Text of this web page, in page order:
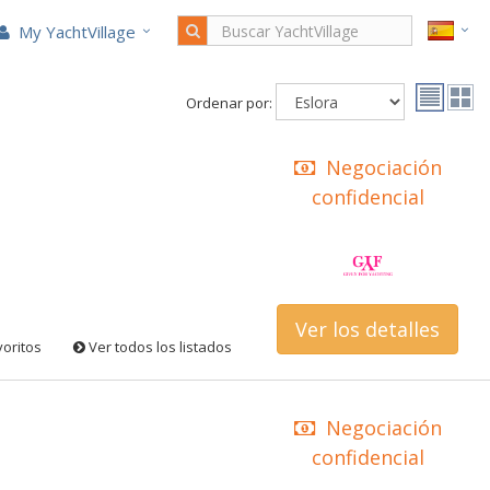
My YachtVillage
Ordenar por:
Negociación
confidencial
Ver todos los listados
Ver los detalles
Negociación
confidencial